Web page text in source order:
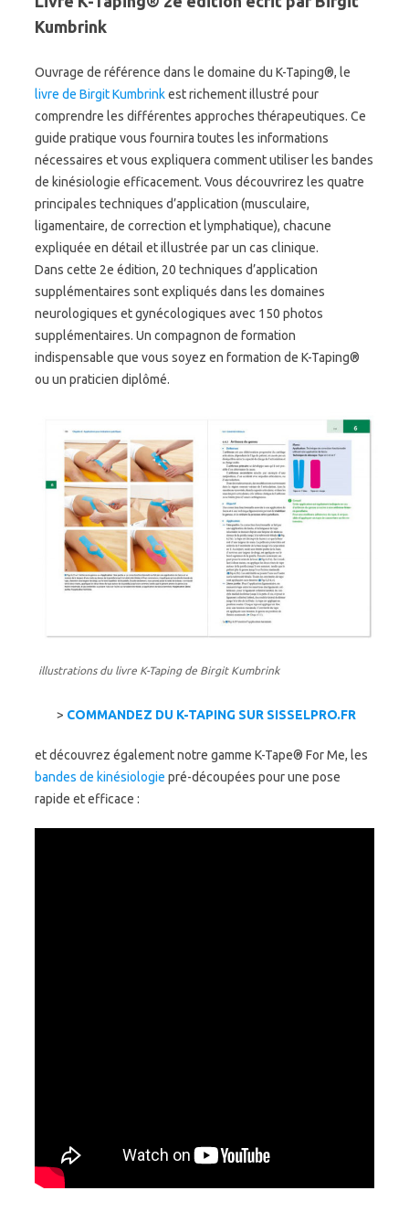
Kumbrink
Ouvrage de référence dans le domaine du K-Taping®, le
livre de Birgit Kumbrinkest richement illustré pour
comprendre les différentes approches thérapeutiques. Ce
guide pratique vous fournira toutes les informations
nécessaires et vous expliquera comment utiliser les bandes
de kinésiologie efficacement. Vous découvrirez les quatre
principales techniques d’application (musculaire,
ligamentaire, de correction et lymphatique), chacune
expliquée en détail et illustrée par un cas clinique.
Dans cette 2e édition, 20 techniques d’application
supplémentaires sont expliqués dans les domaines
neurologiques et gynécologiques avec 150 photos
supplémentaires. Un compagnon de formation
indispensable que vous soyez en formation de K-Taping®
ou un praticien diplômé.
illustrations du livre K-Taping de Birgit Kumbrink
> COMMANDEZ DU K-TAPING SUR SISSELPRO.FR
et découvrez également notre gamme K-Tape® For Me, les
bandes de kinésiologie pré-découpées pour une pose
rapide et efficace :